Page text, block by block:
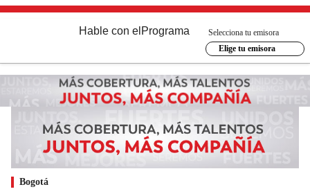
Hable con el Programa
Selecciona tu emisora
Elige tu emisora
Bogotá